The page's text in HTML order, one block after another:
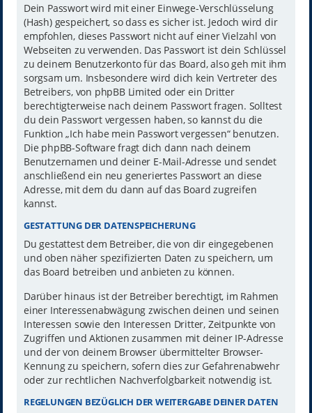
Dein Passwort wird mit einer Einwege-Verschlüsselung
(Hash) gespeichert, so dass es sicher ist. Jedoch wird dir
empfohlen, dieses Passwort nicht auf einer Vielzahl von
Webseiten zu verwenden. Das Passwort ist dein Schlüssel
zu deinem Benutzerkonto für das Board, also geh mit ihm
sorgsam um. Insbesondere wird dich kein Vertreter des
Betreibers, von phpBB Limited oder ein Dritter
berechtigterweise nach deinem Passwort fragen. Solltest
du dein Passwort vergessen haben, so kannst du die
Funktion „Ich habe mein Passwort vergessen“ benutzen.
Die phpBB-Software fragt dich dann nach deinem
Benutzernamen und deiner E-Mail-Adresse und sendet
anschließend ein neu generiertes Passwort an diese
Adresse, mit dem du dann auf das Board zugreifen
kannst.
GESTATTUNG DER DATENSPEICHERUNG
Du gestattest dem Betreiber, die von dir eingegebenen
und oben näher spezifizierten Daten zu speichern, um
das Board betreiben und anbieten zu können.
Darüber hinaus ist der Betreiber berechtigt, im Rahmen
einer Interessenabwägung zwischen deinen und seinen
Interessen sowie den Interessen Dritter, Zeitpunkte von
Zugriffen und Aktionen zusammen mit deiner IP-Adresse
und der von deinem Browser übermittelter Browser-
Kennung zu speichern, sofern dies zur Gefahrenabwehr
oder zur rechtlichen Nachverfolgbarkeit notwendig ist.
REGELUNGEN BEZÜGLICH DER WEITERGABE DEINER DATEN